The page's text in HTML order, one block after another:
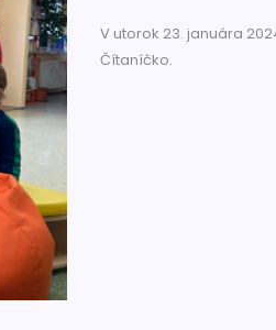
V utorok 23. januára
Čítaníčko.